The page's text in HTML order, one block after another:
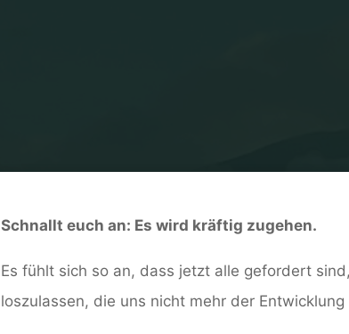
Schnallt euch an: Es wird kräftig zugehen.
Es fühlt sich so an, dass jetzt alle gefordert
loszulassen, die uns nicht mehr der Entwicklung